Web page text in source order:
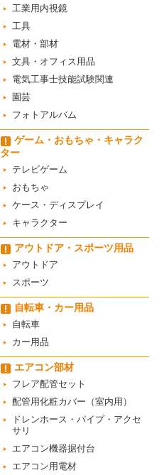
工業用内視鏡
工具
電材・部材
文具・オフィス用品
電気工事士技能試験関連
園芸
フォトアルバム
ゲーム・おもちゃ・キャラク
ター
テレビゲーム
おもちゃ
ケース・ディスプレイ
キャラクター
アウトドア・スポーツ用品
アウトドア
スポーツ
自転車・カー用品
自転車
カー用品
エアコン部材
フレア配管セット
配管用化粧カバー（室内用）
ドレンホース・パイプ・アクセ
サリ
エアコン機器据付台
エアコン用電材